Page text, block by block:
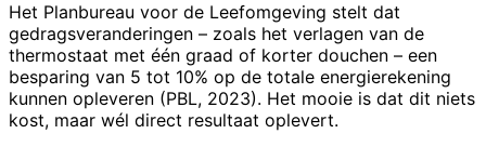
Het Planbureau voor de Leefomgeving stelt dat
gedragsveranderingen – zoals het verlagen van de
thermostaat met één graad of korter douchen – een
besparing van 5 tot 10% op de totale energierekening
kunnen opleveren (PBL, 2023). Het mooie is dat dit niets
kost, maar wél direct resultaat oplevert.